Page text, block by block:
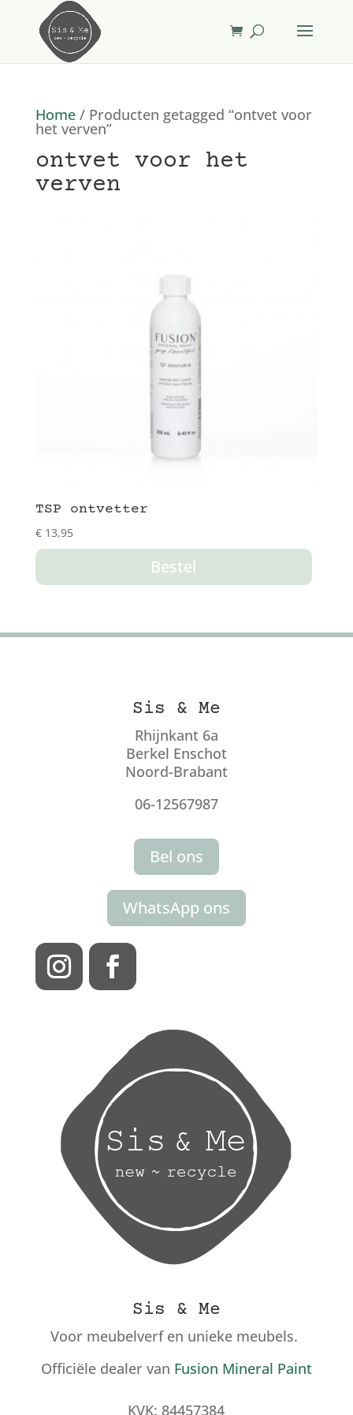
Home/ Producten getagged “ontvet voor
het verven”
ontvet voor het
verven
TSP ontvetter
€13,95
Bestel
Sis & Me
Rhijnkant 6a
Berkel Enschot
Noord-Brabant
06-12567987
Bel ons
WhatsApp ons
Sis & Me
Voor meubelverf en unieke meubels.
Officiële dealer van Fusion Mineral Paint
KVK: 84457384